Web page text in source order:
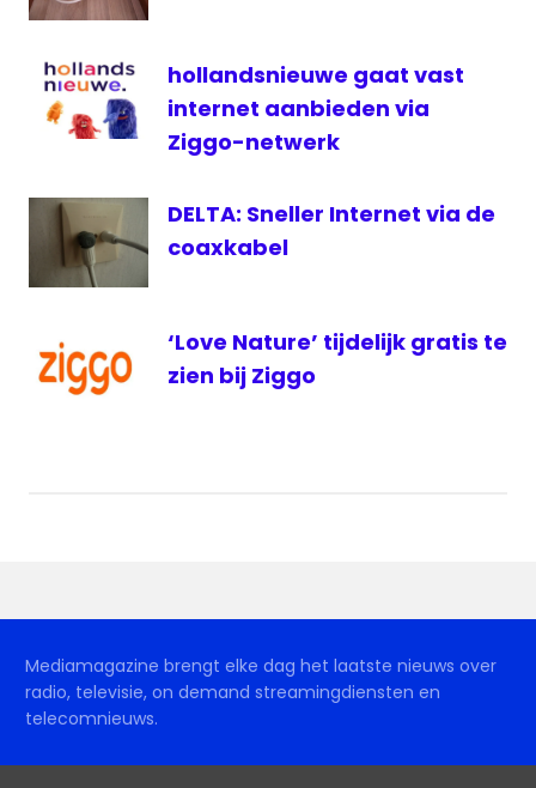
hollandsnieuwe gaat vast
internet aanbieden via
Ziggo-netwerk
DELTA: Sneller Internet via de
coaxkabel
‘Love Nature’ tijdelijk gratis te
zien bij Ziggo
Mediamagazine brengt elke dag het laatste nieuws over
radio, televisie, on demand streamingdiensten en
telecomnieuws.